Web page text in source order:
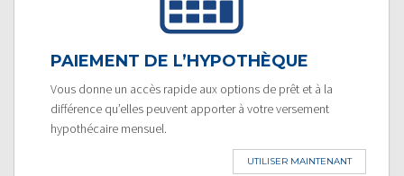
PAIEMENT DE L’HYPOTHÈQUE
Vous donne un accès rapide aux options de prêt et à la
différence qu’elles peuvent apporter à votre versement
hypothécaire mensuel.
UTILISER MAINTENANT